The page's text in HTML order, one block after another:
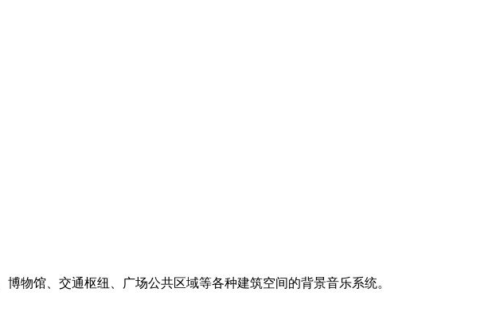
物馆、交通枢纽、广场公共区域等各种建筑空间的背景音乐系统。